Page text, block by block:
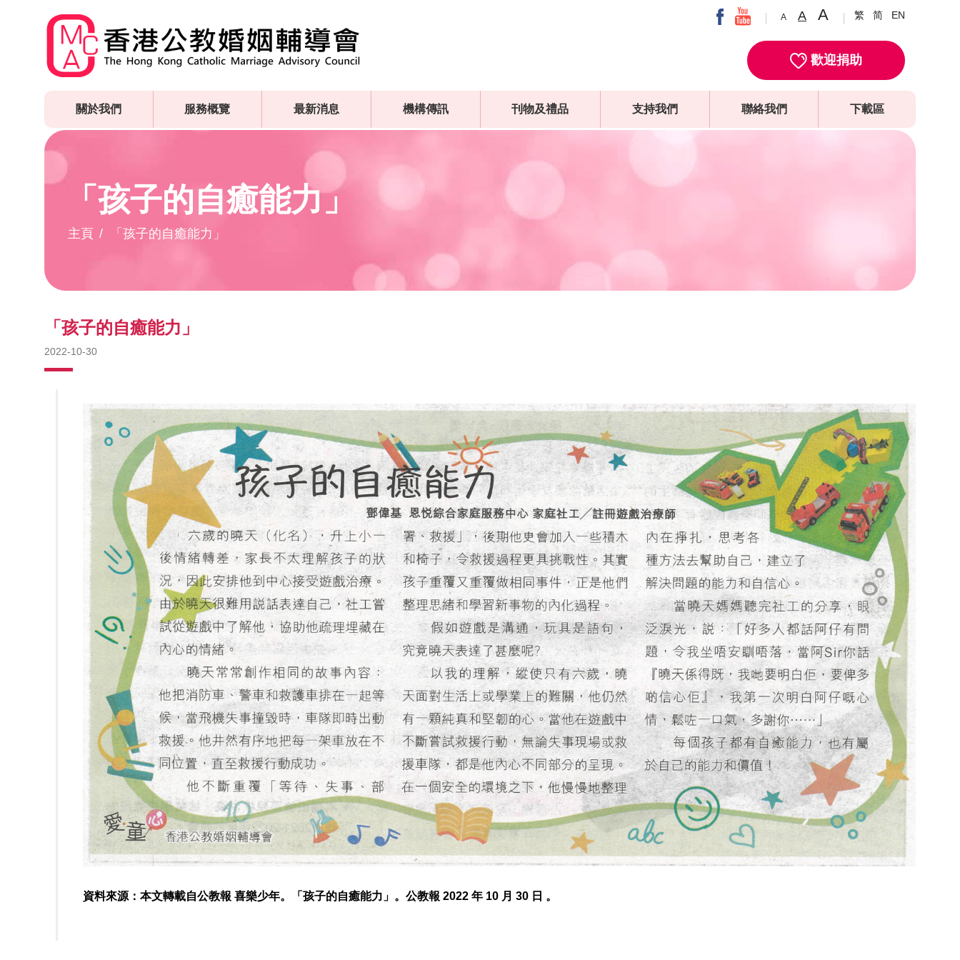
A A A 繁 简 EN
歡迎捐助
關於我們 服務概覽 最新消息 機構傳訊 刊物及禮品 支持我們 聯絡我們 下載區
「孩子的自癒能力」
主頁 「孩子的自癒能力」
「孩子的自癒能力」
2022-10-30
資料來源：本文轉載自公教報 喜樂少年。「孩子的自癒能力」。公教報 2022 年 10 月 30 日 。